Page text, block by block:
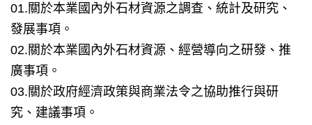
01.關於本業國內外石材資源之調查、統計及研究、
發展事項。
02.關於本業國內外石材資源、經營導向之研發、推
廣事項。
03.關於政府經濟政策與商業法令之協助推行與研
究、建議事項。